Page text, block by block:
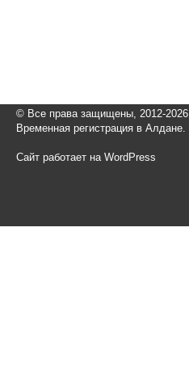
© Все права защищены, 2012-2026
Временная регистрация в Алдане.
Сайт работает на WordPress